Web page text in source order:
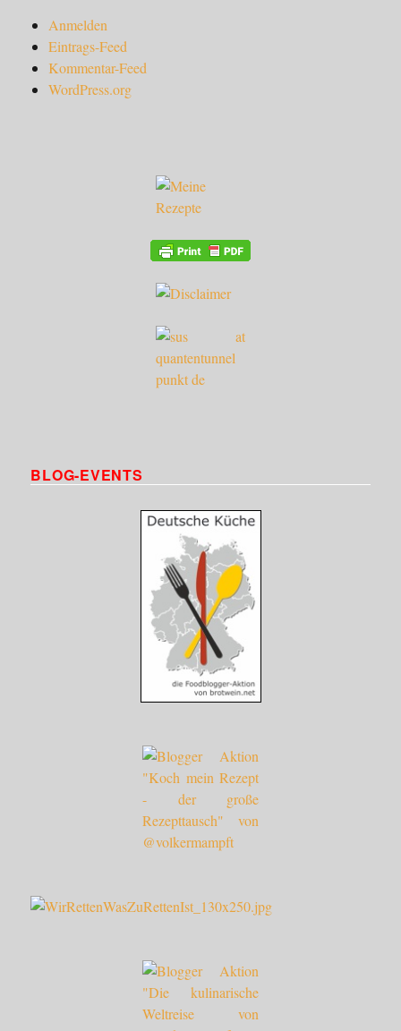
Anmelden
Eintrags-Feed
Kommentar-Feed
WordPress.org
BLOG-EVENTS